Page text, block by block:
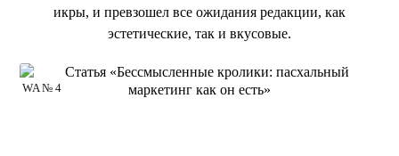
икры, и превзошел все ожидания редакции, как
эстетические, так и вкусовые.
WA № 4